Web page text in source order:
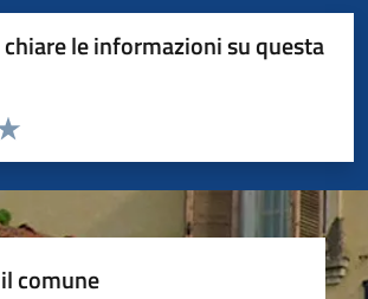
le informazioni su questa
la pagina
5 stelle su 5
4 stelle su 5
su 5
su 5
5
comune